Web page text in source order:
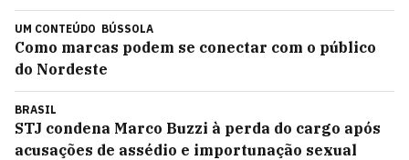
UM CONTEÚDO BÚSSOLA
Como marcas podem se conectar com o público
do Nordeste
BRASIL
STJ condena Marco Buzzi à perda do cargo após
acusações de assédio e importunação sexual